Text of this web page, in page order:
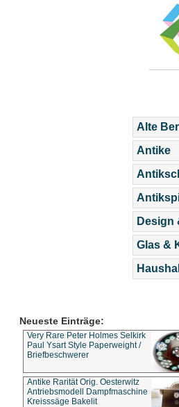
Alte
Antike
Design
Glas &
Neueste Einträge:
Very Rare Peter Holmes Selkirk
Paul Ysart Style Paperweight /
Briefbeschwerer
Antike Rarität Orig. Oesterwitz
Antriebsmodell Dampfmaschine
Kreisssäge Bakelit